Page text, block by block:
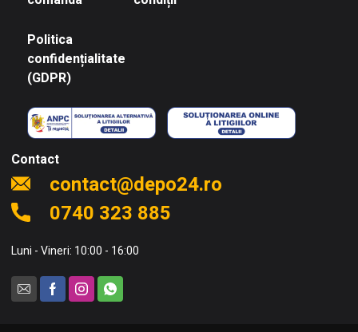
Politica
confidențialitate
(GDPR)
Contact
contact@depo24.ro
0740 323 885
Luni - Vineri: 10:00 - 16:00